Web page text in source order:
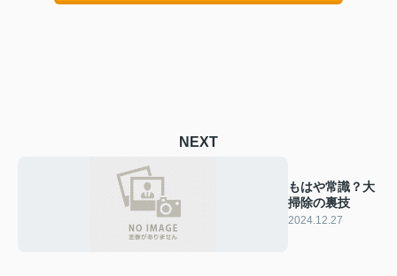
NEXT
もはや常識？大
掃除の裏技
2024.12.27